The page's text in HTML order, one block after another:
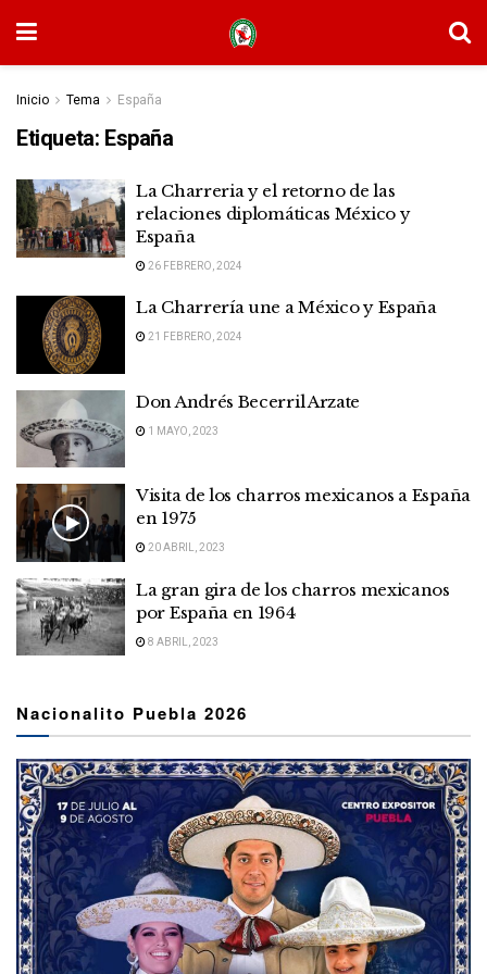
Inicio Tema España
Etiqueta: España
La Charreria y el retorno de las
relaciones diplomáticas México y
España
26 FEBRERO, 2024
La Charrería une a México y España
21 FEBRERO, 2024
Don Andrés Becerril Arzate
1 MAYO, 2023
Visita de los charros mexicanos a España
en 1975
20 ABRIL, 2023
La gran gira de los charros mexicanos
por España en 1964
8 ABRIL, 2023
Nacionalito Puebla 2026